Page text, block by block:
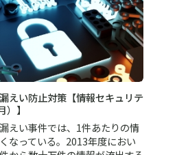
えい防止対策【情報セキュリテ
】
えい事件では、1件あたりの情
なっている。2013年度におい